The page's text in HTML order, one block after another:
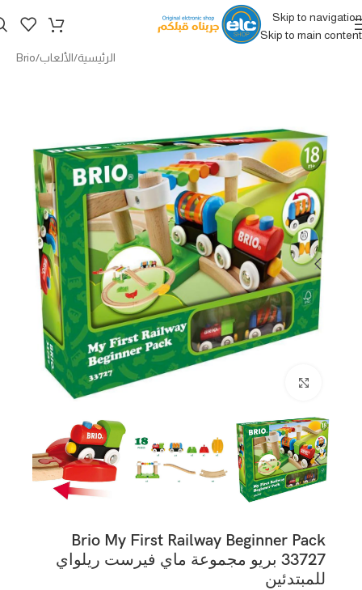
Skip to navigation
Skip to main content
الرئيسية/الألعاب/
Brio
Brio My First Railway Beginner Pack
33727 بريو مجموعة ماي فيرست ريلواي
للمبتدئين